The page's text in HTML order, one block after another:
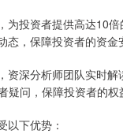
为投资者提供高达10
，保障投资者的资金
资深分析师团队实时
问，保障投资者的权
以下优势：